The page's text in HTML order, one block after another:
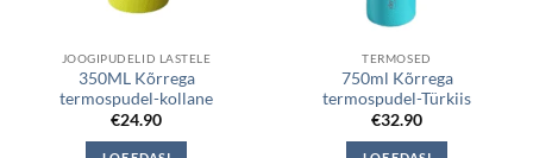
JOOGIPUDELID LASTELE
350ML Kõrrega
termospudel-kollane
€24.90
TERMOSED
750ml Kõrrega
termospudel-Türkiis
€32.90